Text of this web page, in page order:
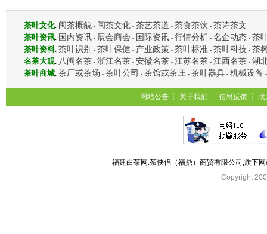
茶叶文化: 闽茶概貌 - 闽茶文化 - 茶艺茶道 - 茶食茶饮 - 茶诗茶文
茶叶资讯: 国内资讯 - 展会商会 - 国际资讯 - 行情分析 - 名企动态 - 茶
茶叶资料: 茶叶识别 - 茶叶保健 - 产业政策 - 茶叶标准 - 茶叶科技 - 茶
名茶大观: 八闽名茶 - 浙江名茶 - 安徽名茶 - 江苏名茶 - 江西名茶 - 湖
茶叶商城: 茶厂或茶场 - 茶叶公司 - 茶馆或茶庄 - 茶叶器具 - 机械设备
网站公告 ┆ 关于我们 ┆ 信息反馈 ┆ 联
福建白茶网:茶侠侣（福鼎）商贸有限公司,旗下
Copyright